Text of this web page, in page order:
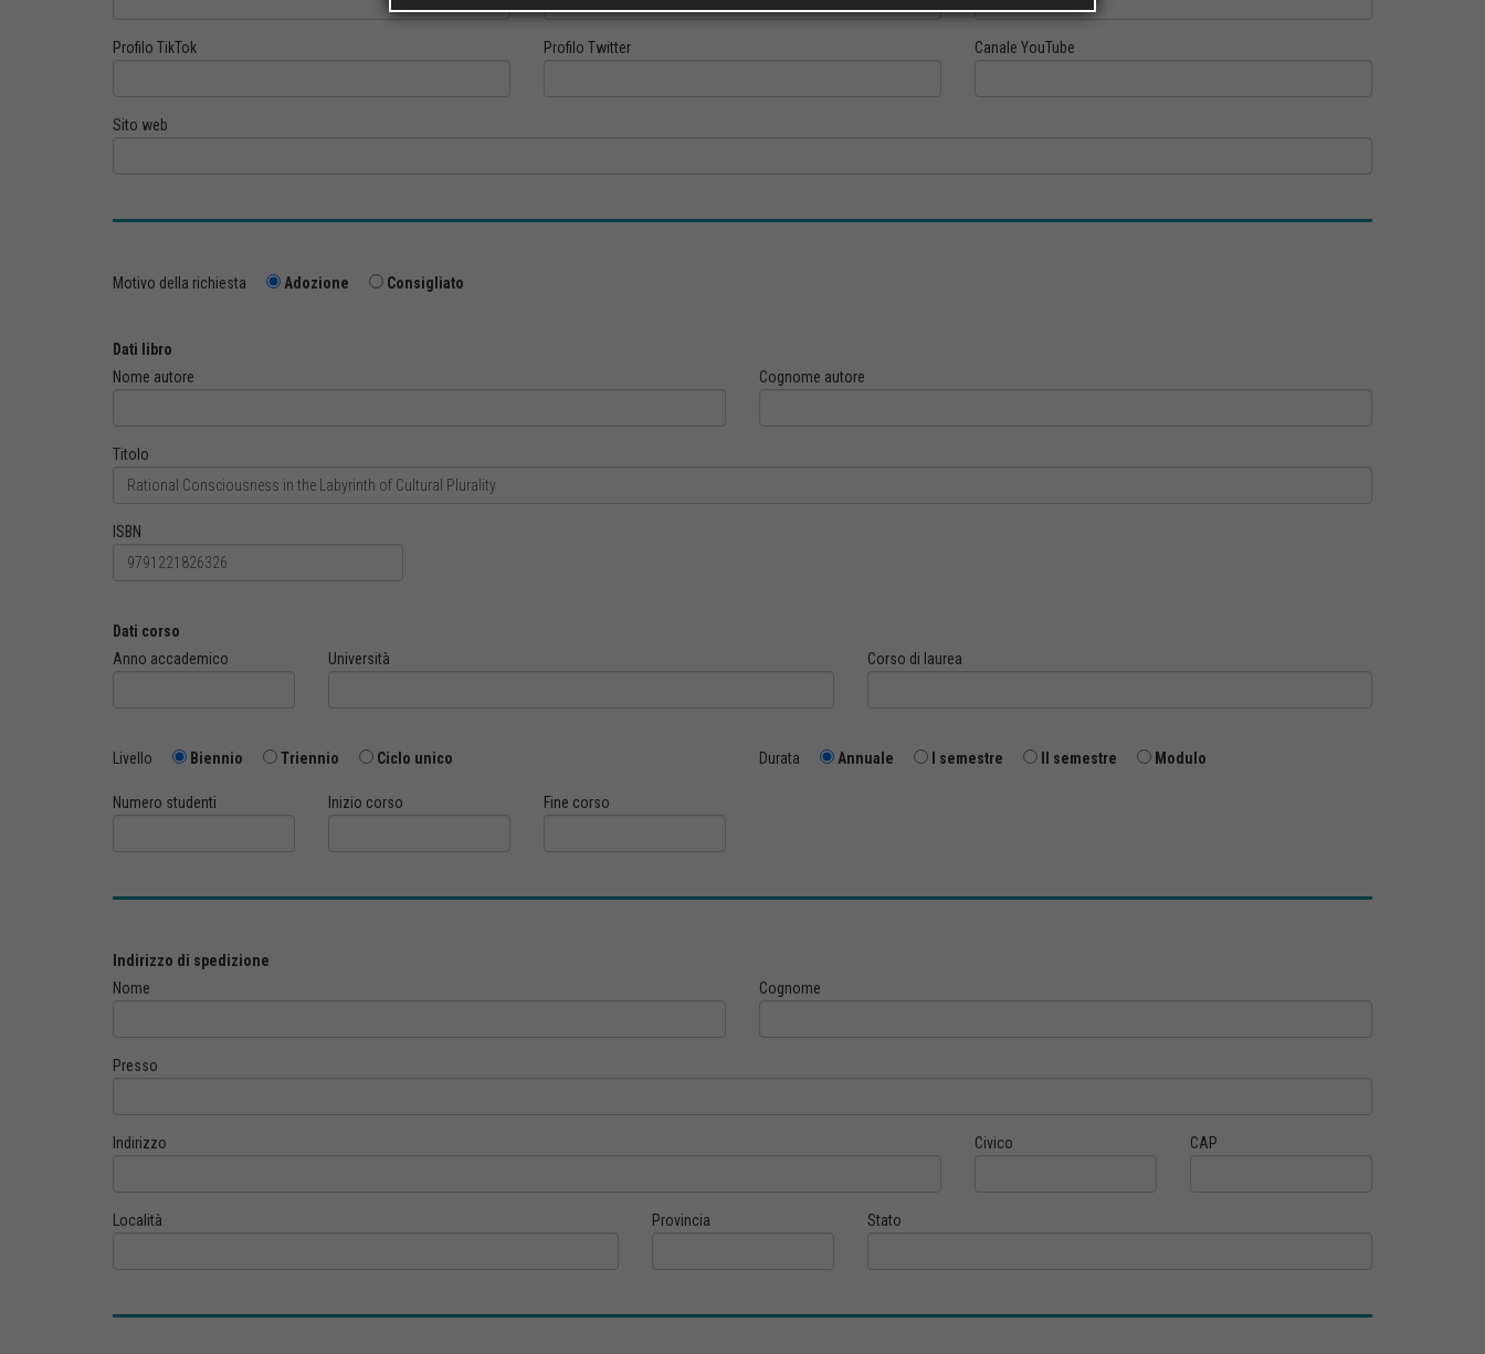
Profilo TikTok Profilo Twitter Canale YouTube
Sito web
Motivo della richiesta Adozione Consigliato
Dati libro
Nome autore
Cognome autore
Titolo
ISBN
Dati corso
Anno accademico
Università Corso di laurea
Livello Biennio Triennio Ciclo unico Durata Annuale I semestre II semestre Modulo
Numero studenti Inizio corso Fine corso
Indirizzo di spedizione
Nome
Cognome
Presso
Indirizzo Civico CAP
Località Provincia Stato